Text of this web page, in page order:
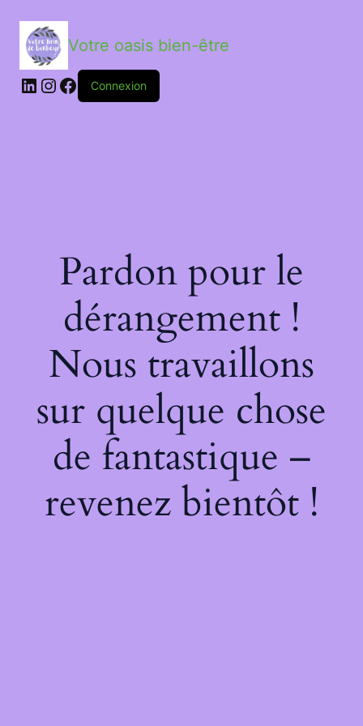
Votre oasis bien-être
LinkedIn
Instagram
Facebook
Connexion
Pardon pour le
dérangement !
Nous travaillons
sur quelque chose
de fantastique –
revenez bientôt !